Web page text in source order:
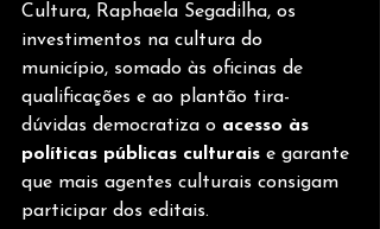
Cultura, Raphaela Segadilha, os
investimentos na cultura do
município, somado às oficinas de
qualificações e ao plantão tira-
dúvidas democratiza o acesso às
políticas públicas culturais e garante
que mais agentes culturais consigam
participar dos editais.